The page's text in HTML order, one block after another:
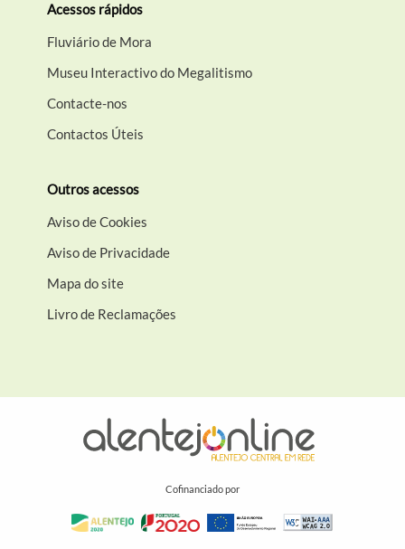
Acessos rápidos
Fluviário de Mora
Museu Interactivo do Megalitismo
Contacte-nos
Contactos Úteis
Outros acessos
Aviso de Cookies
Aviso de Privacidade
Mapa do site
Livro de Reclamações
Cofinanciado por